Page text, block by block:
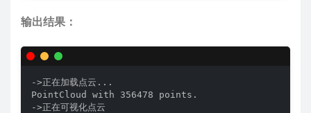
输出结果：
->正在加载点云...
PointCloud with 356478 points.
->正在可视化点云